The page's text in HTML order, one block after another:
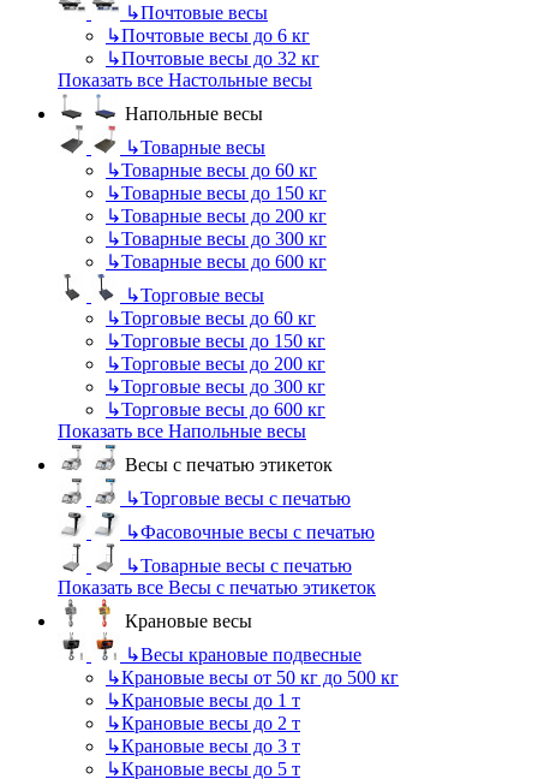
↳Почтовые весы
↳Почтовые весы до 6 кг
↳Почтовые весы до 32 кг
Показать все Настольные весы
Напольные весы
↳Товарные весы
↳Товарные весы до 60 кг
↳Товарные весы до 150 кг
↳Товарные весы до 200 кг
↳Товарные весы до 300 кг
↳Товарные весы до 600 кг
↳Торговые весы
↳Торговые весы до 60 кг
↳Торговые весы до 150 кг
↳Торговые весы до 200 кг
↳Торговые весы до 300 кг
↳Торговые весы до 600 кг
Показать все Напольные весы
Весы с печатью этикеток
↳Торговые весы с печатью
↳Фасовочные весы с печатью
↳Товарные весы с печатью
Показать все Весы с печатью этикеток
Крановые весы
↳Весы крановые подвесные
↳Крановые весы от 50 кг до 500 кг
↳Крановые весы до 1 т
↳Крановые весы до 2 т
↳Крановые весы до 3 т
↳Крановые весы до 5 т